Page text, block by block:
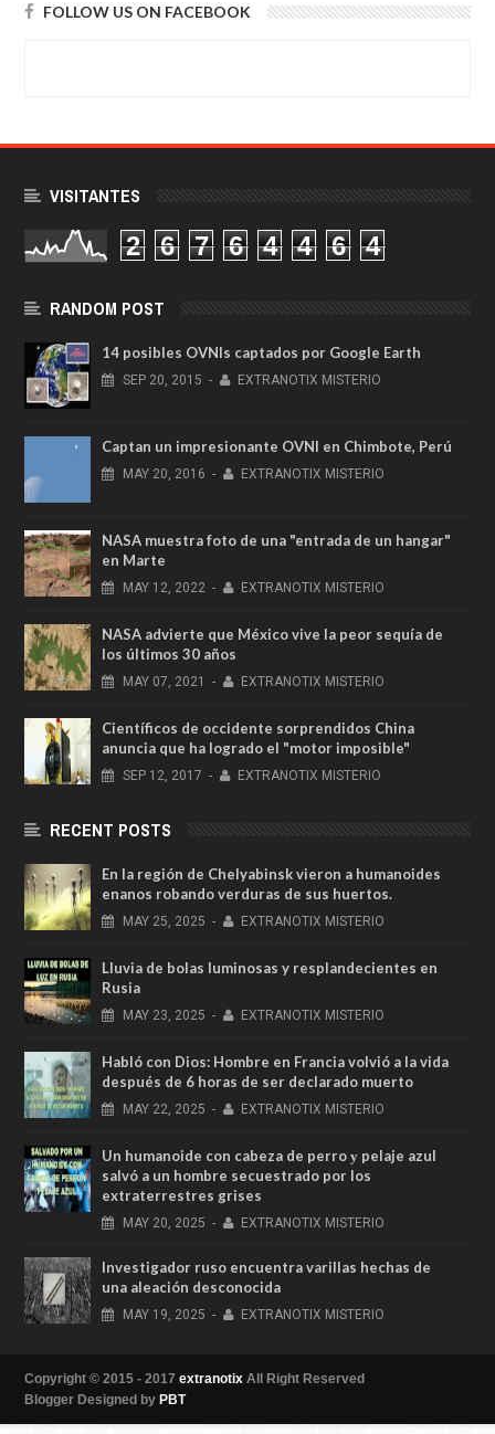
FOLLOW US ON FACEBOOK
VISITANTES
2 6 7 6 4 4 6 4
RANDOM POST
14 posibles OVNIs captados por Google Earth
SEP 20, 2015 - EXTRANOTIX MISTERIO
Captan un impresionante OVNI en Chimbote, Perú
MAY 20, 2016 - EXTRANOTIX MISTERIO
NASA muestra foto de una "entrada de un hangar"
en Marte
MAY 12, 2022 - EXTRANOTIX MISTERIO
NASA advierte que México vive la peor sequía de
los últimos 30 años
MAY 07, 2021 - EXTRANOTIX MISTERIO
Científicos de occidente sorprendidos China
anuncia que ha logrado el "motor imposible"
SEP 12, 2017 - EXTRANOTIX MISTERIO
RECENT POSTS
En la región de Chelyabinsk vieron a humanoides
enanos robando verduras de sus huertos.
MAY 25, 2025 - EXTRANOTIX MISTERIO
Lluvia de bolas luminosas y resplandecientes en
Rusia
MAY 23, 2025 - EXTRANOTIX MISTERIO
Habló con Dios: Hombre en Francia volvió a la vida
después de 6 horas de ser declarado muerto
MAY 22, 2025 - EXTRANOTIX MISTERIO
Un humanoide con cabeza de perro у pelaje azul
salvó a un hombre secuestrado por los
extraterrestres grises
MAY 20, 2025 - EXTRANOTIX MISTERIO
Investigador ruso encuentra varillas hechas de
una aleación desconocida
MAY 19, 2025 - EXTRANOTIX MISTERIO
Copyright © 2015 - 2017 extranotix All Right Reserved
Blogger Designed by PBT